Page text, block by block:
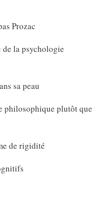
Prozac
de la psychologie
sa peau
philosophique plutôt que
de rigidité